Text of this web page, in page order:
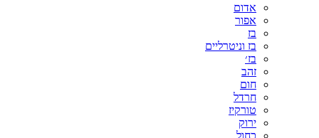
אדום
אפור
בז
בז וניטרליים
בז׳
זהב
חום
חרדל
טורקיז
ירוק
כחול